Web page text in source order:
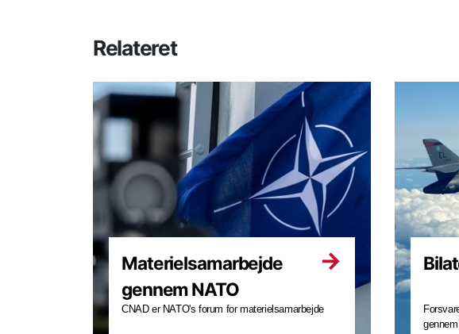
Relateret
Materielsamarbejde
gennem NATO
CNAD er NATO's forum for materielsamarbejde